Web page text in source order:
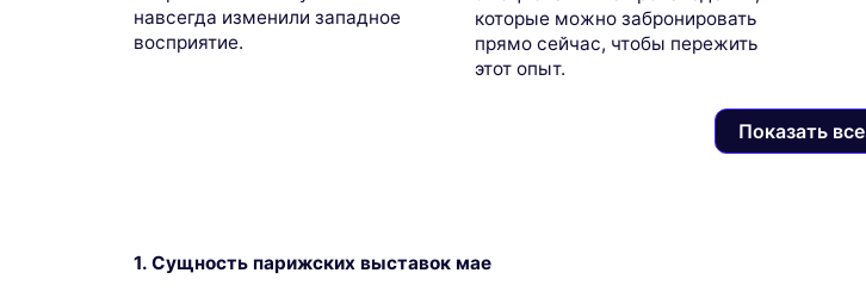
навсегда изменили западное
восприятие.
которые можно забронировать
прямо сейчас, чтобы пережить
этот опыт.
Показать все
1. Сущность парижских выставок мае